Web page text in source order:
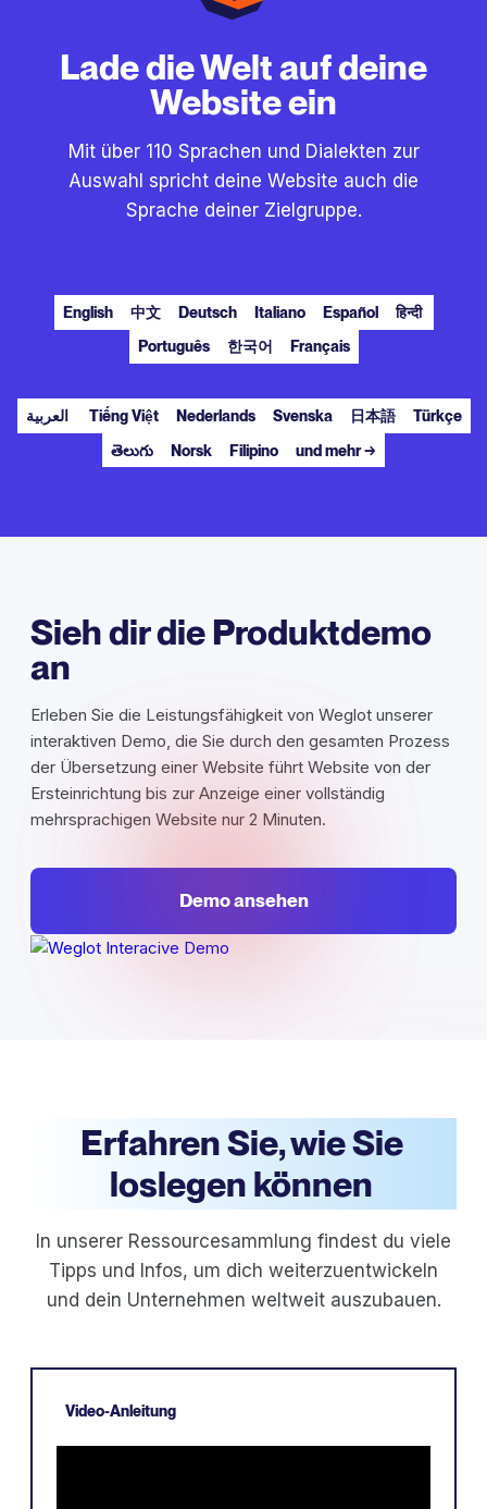
Lade die Welt auf deine
Website ein
Mit über 110 Sprachen und Dialekten zur
Auswahl spricht deine Website auch die
Sprache deiner Zielgruppe.
English 中文 Deutsch Italiano Español
हिन्दी
Português
한국어 Français
Tiếng Việt Nederlands Svenska 日本語
Türkçe
తెలుగు
Norsk Filipino und mehr →
Sieh dir die Produktdemo
an
Erleben Sie die Leistungsfähigkeit von Weglot unserer
interaktiven Demo, die Sie durch den gesamten Prozess
der Übersetzung einer Website führt Website von der
Ersteinrichtung bis zur Anzeige einer vollständig
mehrsprachigen Website nur 2 Minuten.
Demo ansehen
Erfahren Sie, wie Sie
loslegen können
In unserer Ressourcesammlung findest du viele
Tipps und Infos, um dich weiterzuentwickeln
und dein Unternehmen weltweit auszubauen.
Video-Anleitung